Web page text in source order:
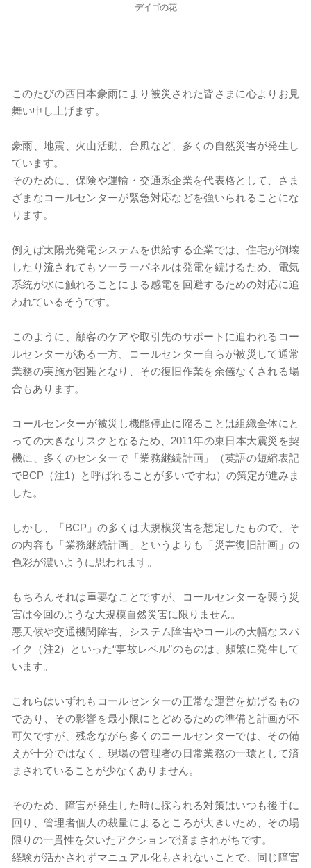
デイゴの花
このたびの西日本豪雨により被災された皆さまに心よりお見
舞い申し上げます。
豪雨、地震、火山活動、台風など、多くの自然災害が発生し
ています。
そのために、保険や運輸・交通系企業を代表格として、さま
ざまなコールセンターが緊急対応などを強いられることにな
ります。
例えば太陽光発電システムを供給する企業では、住宅が倒壊
したり流されてもソーラーパネルは発電を続けるため、電気
系統が水に触れることによる感電を回避するための対応に追
われているそうです。
このように、顧客のケアや取引先のサポートに追われるコー
ルセンターがある一方、コールセンター自らが被災して通常
業務の実施が困難となり、その復旧作業を余儀なくされる場
合もあります。
​コールセンターが被災し機能停止に陥ることは組織全体にと
っての大きなリスクとなるため、2011年の東日本大震災を契
機に、多くのセンターで「業務継続計画」（英語の短縮表記
でBCP（注1）と呼ばれることが多いですね）の策定が進みま
した。
しかし、「BCP」の多くは大規模災害を想定したもので、そ
の内容も「業務継続計画」というよりも「災害復旧計画」の
色彩が濃いように思われます。
​もちろんそれは重要なことですが、コールセンターを襲う災
害は今回のような大規模自然災害に限りません。
悪天候や交通機関障害、システム障害やコールの大幅なスパ
イク（注2）といった“事故レベル”のものは、頻繁に発生して
います。
これらはいずれもコールセンターの正常な運営を妨げるもの
であり、その影響を最小限にとどめるための準備と計画が不
可欠ですが、残念ながら多くのコールセンターでは、その備
えが十分ではなく、現場の管理者の日常業務の一環として済
まされていることが少なくありません。
そのため、障害が発生した時に採られる対策はいつも後手に
回り、管理者個人の裁量によるところが大きいため、その場
限りの一貫性を欠いたアクションで済まされがちです。
経験が活かされずマニュアル化もされないことで、同じ障害